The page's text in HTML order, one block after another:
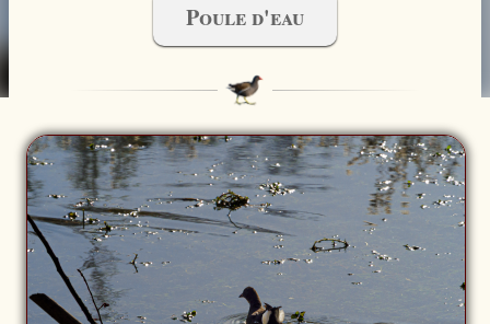
Poule d'eau